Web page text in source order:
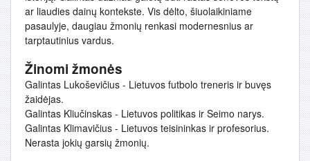
ar liaudies dainų kontekste. Vis dėlto, šiuolaikiniame
pasaulyje, daugiau žmonių renkasi modernesnius ar
tarptautinius vardus.
Žinomi žmonės
Galintas Lukoševičius - Lietuvos futbolo treneris ir buvęs
žaidėjas.
Galintas Kliučinskas - Lietuvos politikas ir Seimo narys.
Galintas Klimavičius - Lietuvos teisininkas ir profesorius.
Nerasta jokių garsių žmonių.